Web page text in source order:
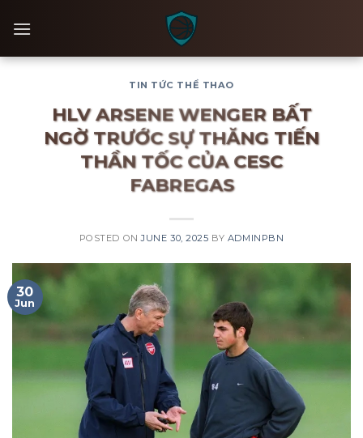
TIN TỨC THỂ THAO
HLV ARSENE WENGER BẤT
NGỜ TRƯỚC SỰ THĂNG TIẾN
THẦN TỐC CỦA CESC
FABREGAS
POSTED ONJUNE 30, 2025 BY ADMINPBN
30
Jun